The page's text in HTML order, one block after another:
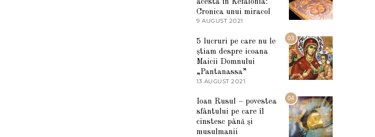
2
0
5
Cronica unui miracol
9 AUGUST 2021
A
R
T
I
2
2
2
03
5 lucruri pe care nu le
știam despre icoana
Maicii Domnului
„Pantanassa”
13 AUGUST 2021
U
G
U
S
04
Ioan Rusul – povestea
sfântului pe care îl
cinstesc până și
musulmanii